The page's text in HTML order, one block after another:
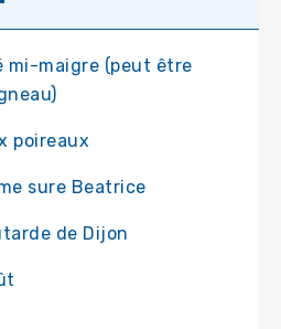
maigre (peut être
poireaux
sure Beatrice
de Dijon